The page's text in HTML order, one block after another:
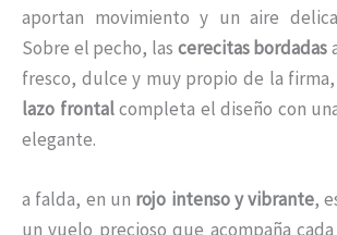
aportan movimiento y un aire
Sobre el pecho, las cerecitas bordadas
fresco, dulce y muy propio de la
lazo frontalcompleta el diseño con
elegante.
a falda, en un rojo intenso y vibrante,
un vuelo precioso que acompaña cada